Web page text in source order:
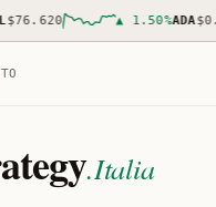
▲ 1.50%ADA
.Italia